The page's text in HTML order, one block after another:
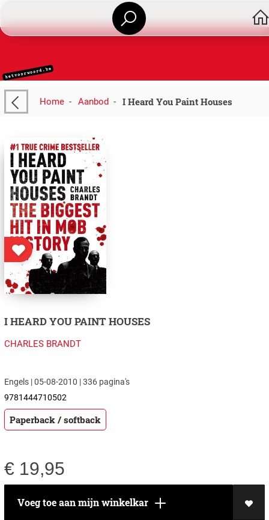
Home- Aanbod- I Heard You Paint Houses
I HEARD YOU PAINT HOUSES
CHARLES BRANDT
Engels | 05-08-2010 | 336 pagina's
9781444710502
Paperback / softback
€ 19,95
Voeg toe aan mijn winkelkar